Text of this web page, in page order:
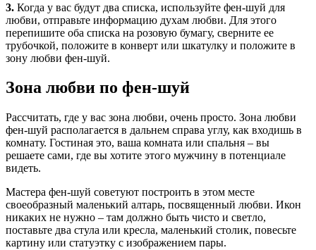
3. Когда у вас будут два списка, используйте фен-шуй для
любви, отправьте информацию духам любви. Для этого
перепишите оба списка на розовую бумагу, сверните ее
трубочкой, положите в конверт или шкатулку и положите в
зону любви фен-шуй.
Зона любви по фен-шуй
Рассчитать, где у вас зона любви, очень просто. Зона любви
фен-шуй располагается в дальнем справа углу, как входишь в
комнату. Гостиная это, ваша комната или спальня – вы
решаете сами, где вы хотите этого мужчину в потенциале
видеть.
Мастера фен-шуй советуют построить в этом месте
своеобразный маленький алтарь, посвященный любви. Икон
никаких не нужно – там должно быть чисто и светло,
поставьте два стула или кресла, маленький столик, повесьте
картину или статуэтку с изображением пары.